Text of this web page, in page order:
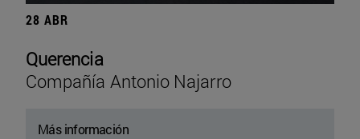
28 ABR
Querencia
Compañía Antonio Najarro
Más información